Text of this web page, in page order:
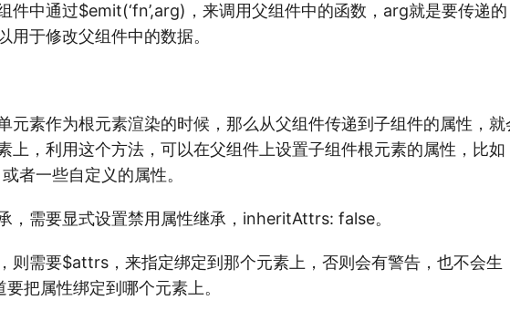
件中通过$emit(‘fn’,arg)，来调用父组件中的函数，arg就是要传递的
用于修改父组件中的数据。
元素作为根元素渲染的时候，那么从父组件传递到子组件的属性，就
上，利用这个方法，可以在父组件上设置子组件根元素的属性，比如
者一些自定义的属性。
，需要显式设置禁用属性继承，inheritAttrs: false。
则需要$attrs，来指定绑定到那个元素上，否则会有警告，也不会生
把属性绑定到哪个元素上。